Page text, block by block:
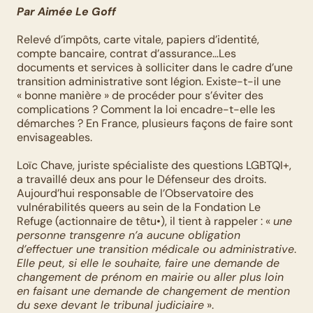
Par Aimée Le Goff
Relevé d’impôts, carte vitale, papiers d’identité,
compte bancaire, contrat d’assurance…Les
documents et services à solliciter dans le cadre d’une
transition administrative sont légion. Existe-t-il une
« bonne manière » de procéder pour s’éviter des
complications ? Comment la loi encadre-t-elle les
démarches ? En France, plusieurs façons de faire sont
envisageables.
Loïc Chave, juriste spécialiste des questions LGBTQI+,
a travaillé deux ans pour le Défenseur des droits.
Aujourd’hui responsable de l’Observatoire des
vulnérabilités queers au sein de la Fondation Le
Refuge (actionnaire de têtu•), il tient à rappeler : « une
personne transgenre n’a aucune obligation
d’effectuer une transition médicale ou administrative
Elle peut, si elle le souhaite, faire une demande de
changement de prénom en mairie ou aller plus loin
en faisant une demande de changement de mention
du sexe devant le tribunal judiciaire ».